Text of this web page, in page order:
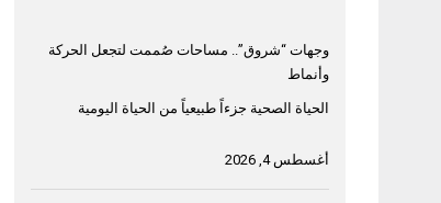
وجهات “شروق”.. مساحات صُممت لتجعل الحركة
وأنماط
الحياة الصحية جزءاً طبيعياً من الحياة اليومية
أغسطس 4, 2026